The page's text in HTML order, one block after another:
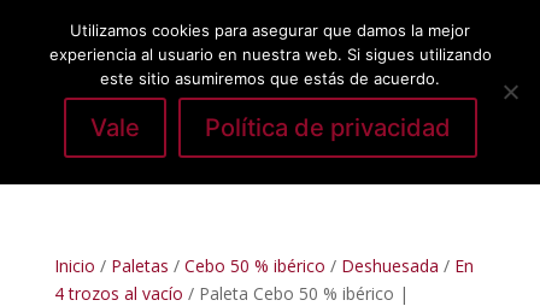
Seleccionar página
Inicio / Paletas / Cebo 50 % ibérico / Deshuesada / En
4 trozos al vacío / Paleta Cebo 50 % ibérico |
Utilizamos cookies para asegurar que damos la mejor
experiencia al usuario en nuestra web. Si sigues utilizando
este sitio asumiremos que estás de acuerdo.
Vale Política de privacidad